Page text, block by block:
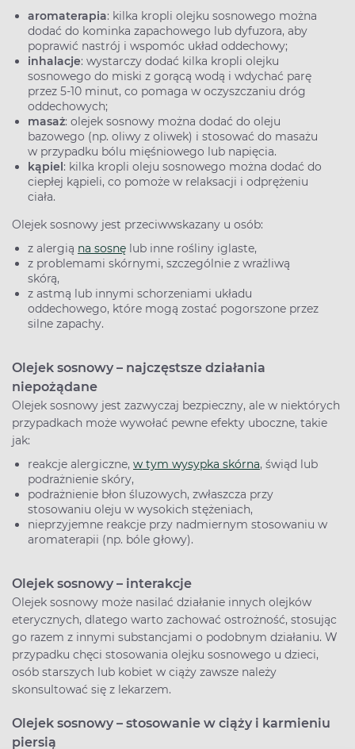
aromaterapia: kilka kropli olejku sosnowego można
dodać do kominka zapachowego lub dyfuzora, aby
poprawić nastrój i wspomóc układ oddechowy;
inhalacje: wystarczy dodać kilka kropli olejku
sosnowego do miski z gorącą wodą i wdychać parę
przez 5-10 minut, co pomaga w oczyszczaniu dróg
oddechowych;
masaż: olejek sosnowy można dodać do oleju
bazowego (np. oliwy z oliwek) i stosować do masażu
w przypadku bólu mięśniowego lub napięcia.
kąpiel: kilka kropli oleju sosnowego można dodać do
ciepłej kąpieli, co pomoże w relaksacji i odprężeniu
ciała.
Olejek sosnowy jest przeciwwskazany u osób:
z alergią na sosnę lub inne rośliny iglaste,
z problemami skórnymi, szczególnie z wrażliwą
skórą,
z astmą lub innymi schorzeniami układu
oddechowego, które mogą zostać pogorszone przez
silne zapachy.
Olejek sosnowy – najczęstsze działania
niepożądane
Olejek sosnowy jest zazwyczaj bezpieczny, ale w niektórych
przypadkach może wywołać pewne efekty uboczne, takie
jak:
reakcje alergiczne, w tym wysypka skórna, świąd lub
podrażnienie skóry,
podrażnienie błon śluzowych, zwłaszcza przy
stosowaniu oleju w wysokich stężeniach,
nieprzyjemne reakcje przy nadmiernym stosowaniu w
aromaterapii (np. bóle głowy).
Olejek sosnowy – interakcje
Olejek sosnowy może nasilać działanie innych olejków
eterycznych, dlatego warto zachować ostrożność, stosując
go razem z innymi substancjami o podobnym działaniu. W
przypadku chęci stosowania olejku sosnowego u dzieci,
osób starszych lub kobiet w ciąży zawsze należy
skonsultować się z lekarzem.
Olejek sosnowy – stosowanie w ciąży i karmieniu
piersią